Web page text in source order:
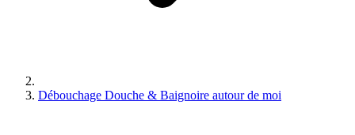
Débouchage Douche & Baignoire autour de moi